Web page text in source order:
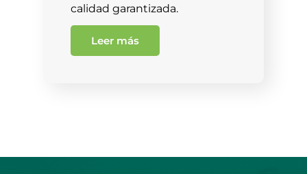
calidad garantizada.
Leer más